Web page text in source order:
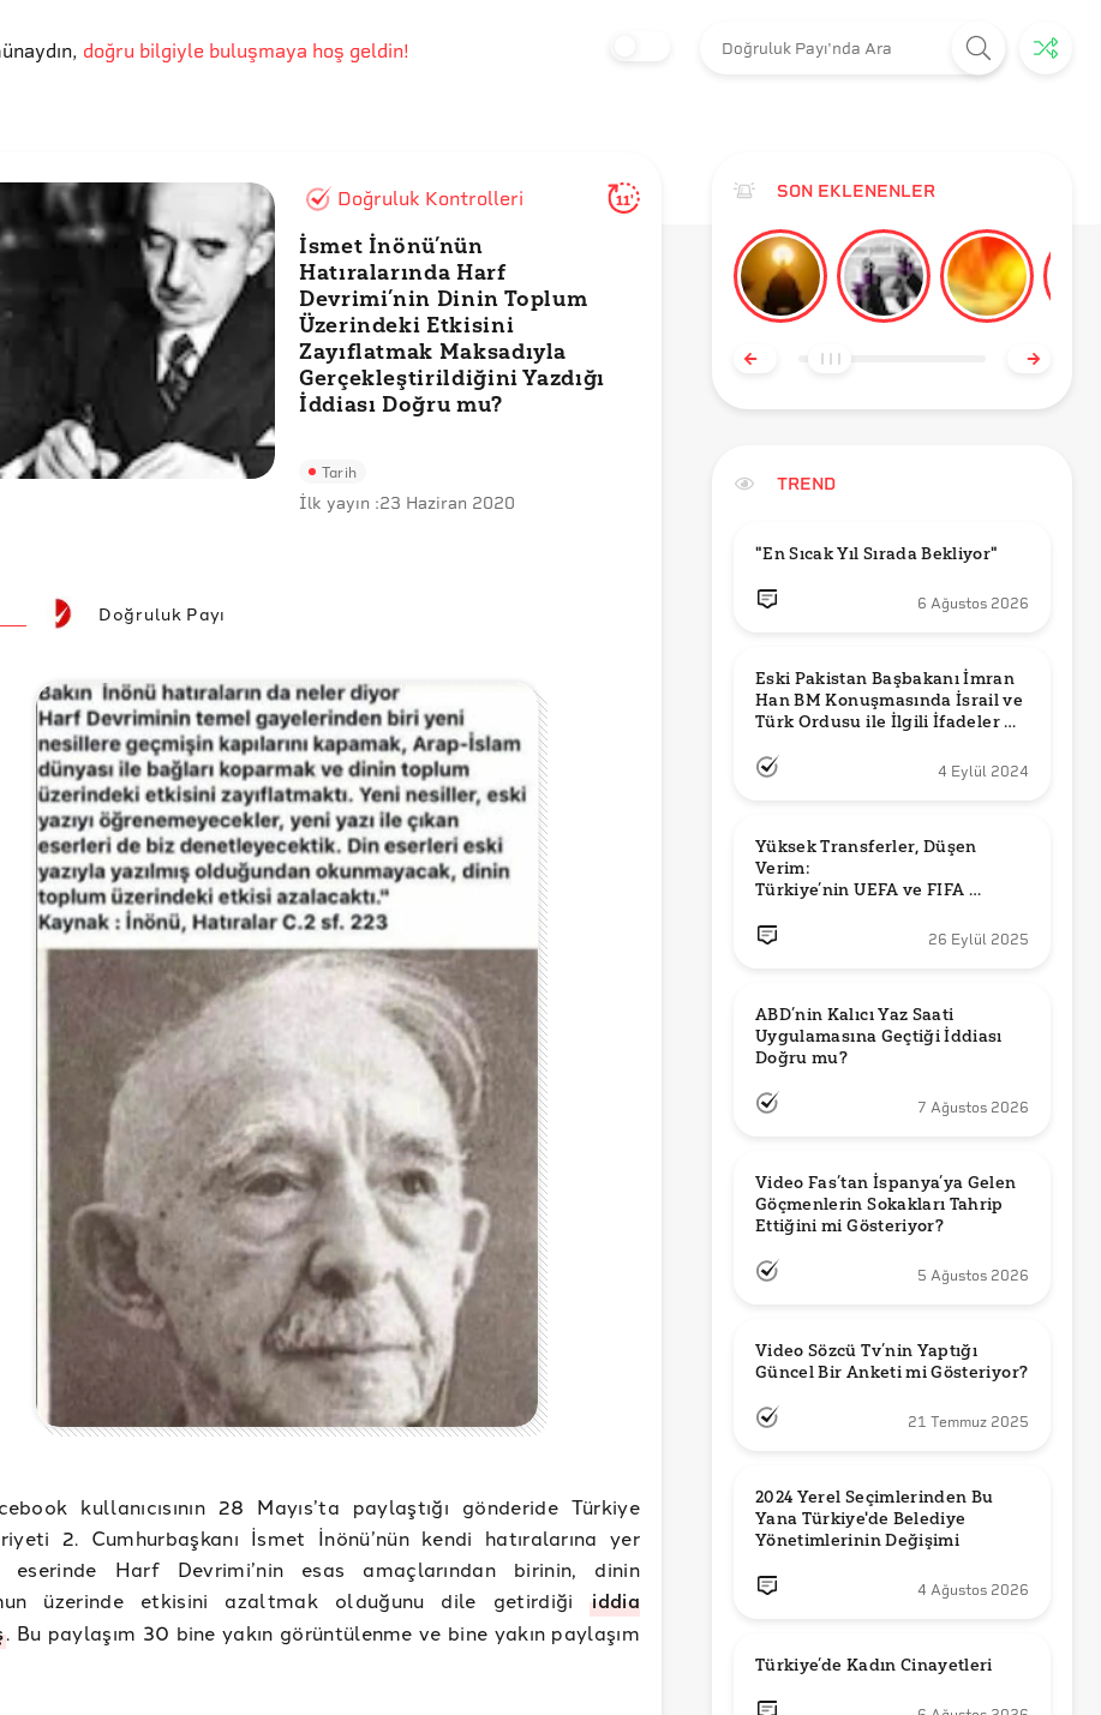
, doğru bilgiyle buluşmaya hoş geldin!
Doğruluk Kontrolleri 11'
İsmet İnönü’nün
Hatıralarında Harf
Devrimi’nin Dinin Toplum
Üzerindeki Etkisini
Zayıflatmak Maksadıyla
Gerçekleştirildiğini Yazdığı
İddiası Doğru mu?
Tarih
İlk yayın :23 Haziran 2020
Doğruluk Payı
kullanıcısının 28 Mayıs’ta paylaştığı gönderide Türkiye
2. Cumhurbaşkanı İsmet İnönü’nün kendi hatıralarına yer
eserinde Harf Devrimi’nin esas amaçlarından birinin, dinin
üzerinde etkisini azaltmak olduğunu dile getirdiğiiddia
. Bu paylaşım 30 bine yakın görüntülenme ve bine yakın paylaşım
SON EKLENENLER
TREND
"En Sıcak Yıl Sırada Bekliyor"
6 Ağustos 2026
Eski Pakistan Başbakanı İmran
Han BM Konuşmasında İsrail ve
Türk Ordusu ile İlgili İfadeler mi
4 Eylül 2024
Yüksek Transferler, Düşen
Verim:
Türkiye’nin UEFA ve FIFA
26 Eylül 2025
ABD’nin Kalıcı Yaz Saati
Uygulamasına Geçtiği İddiası
Doğru mu?
7 Ağustos 2026
Video Fas’tan İspanya’ya Gelen
Göçmenlerin Sokakları Tahrip
Ettiğini mi Gösteriyor?
5 Ağustos 2026
Video Sözcü Tv’nin Yaptığı
Güncel Bir Anketi mi Gösteriyor?
21 Temmuz 2025
2024 Yerel Seçimlerinden Bu
Yana Türkiye'de Belediye
Yönetimlerinin Değişimi
4 Ağustos 2026
Türkiye’de Kadın Cinayetleri